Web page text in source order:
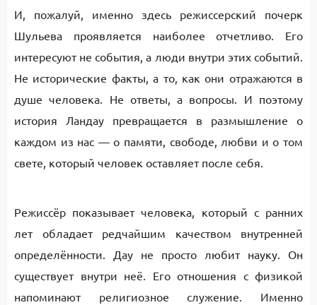
И, пожалуй, именно здесь режиссерский почерк
Шульева проявляется наиболее отчетливо. Его
интересуют не события, а люди внутри этих событий.
Не исторические факты, а то, как они отражаются в
душе человека. Не ответы, а вопросы. И поэтому
история Ландау превращается в размышление о
каждом из нас — о памяти, свободе, любви и о том
свете, который человек оставляет после себя.
Режиссёр показывает человека, который с ранних
лет обладает редчайшим качеством внутренней
определённости. Дау не просто любит науку. Он
существует внутри неё. Его отношения с физикой
напоминают религиозное служение. Именно